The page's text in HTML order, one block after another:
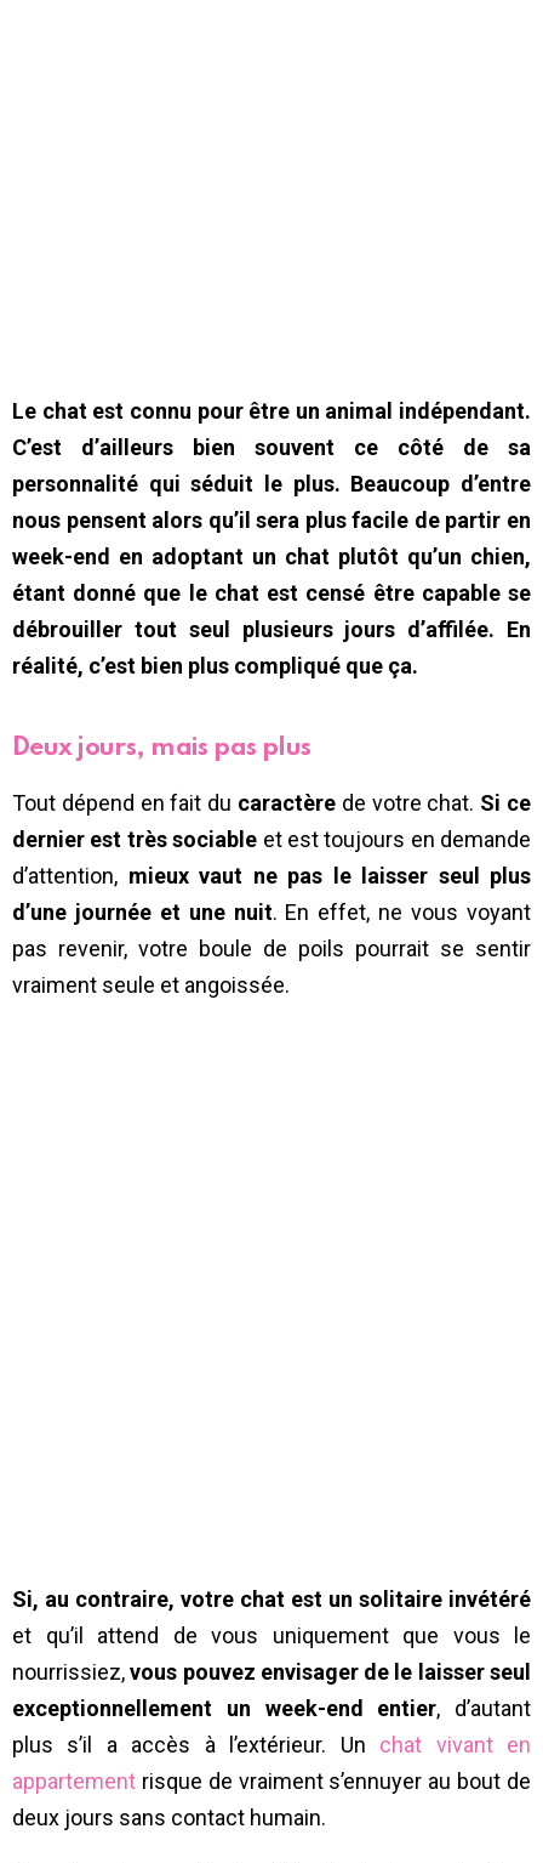
Le chat est connu pour être un animal indépendant.
C’est d’ailleurs bien souvent ce côté de sa
personnalité qui séduit le plus. Beaucoup d’entre
nous pensent alors qu’il sera plus facile de partir en
week-end en adoptant un chat plutôt qu’un chien,
étant donné que le chat est censé être capable se
débrouiller tout seul plusieurs jours d’affilée. En
réalité, c’est bien plus compliqué que ça.
Deux jours, mais pas plus
Tout dépend en fait du caractère de votre chat. Si ce
dernier est très sociable et est toujours en demande
d’attention, mieux vaut ne pas le laisser seul plus
d’une journée et une nuit. En effet, ne vous voyant
pas revenir, votre boule de poils pourrait se sentir
vraiment seule et angoissée.
Si, au contraire, votre chat est un solitaire invétéré
et qu’il attend de vous uniquement que vous le
nourrissiez,vous pouvez envisager de le laisser seul
exceptionnellement un week-end entier, d’autant
plus s’il a accès à l’extérieur. Un chat vivant en
appartement risque de vraiment s’ennuyer au bout de
deux jours sans contact humain.